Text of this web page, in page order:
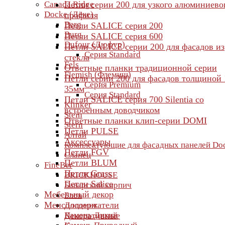
Canada Ridge
Docke (Дёке)
Berg
Burg
Dufour (Дюфур)
Серия Standard
Fels
Flemish (Флемиш)
Серия Premium
Серия Standard
Klinker
Stein
Stern
Алтай
Комплектующие для фасадных панелей
Сланец
FineBer
BRICKHOUSE
Баварский кирпич
Блок
Доломит
Камень Дикий
Петли серии 200 для узкого
профиля
Петли SALICE серия 200
Петли SALICE серия 600
Петли SALICE серии 200 для фасадов из
стекла
Ответные планки традиционной серии
Петли серии 200 для фасадов толщиной
35мм
Петли SALICE серия 700 Silentia со
встроенным доводчиком
Ответные планки клип-серии DOMI
Петли PULSE
Аксессуары
Петли FGV
Петли BLUM
Петли Grass
Петли Salice
Мебельный декор
Менсолодержатели
Декоративные